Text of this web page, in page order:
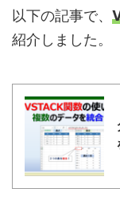
以下の記事で、
紹介しました。